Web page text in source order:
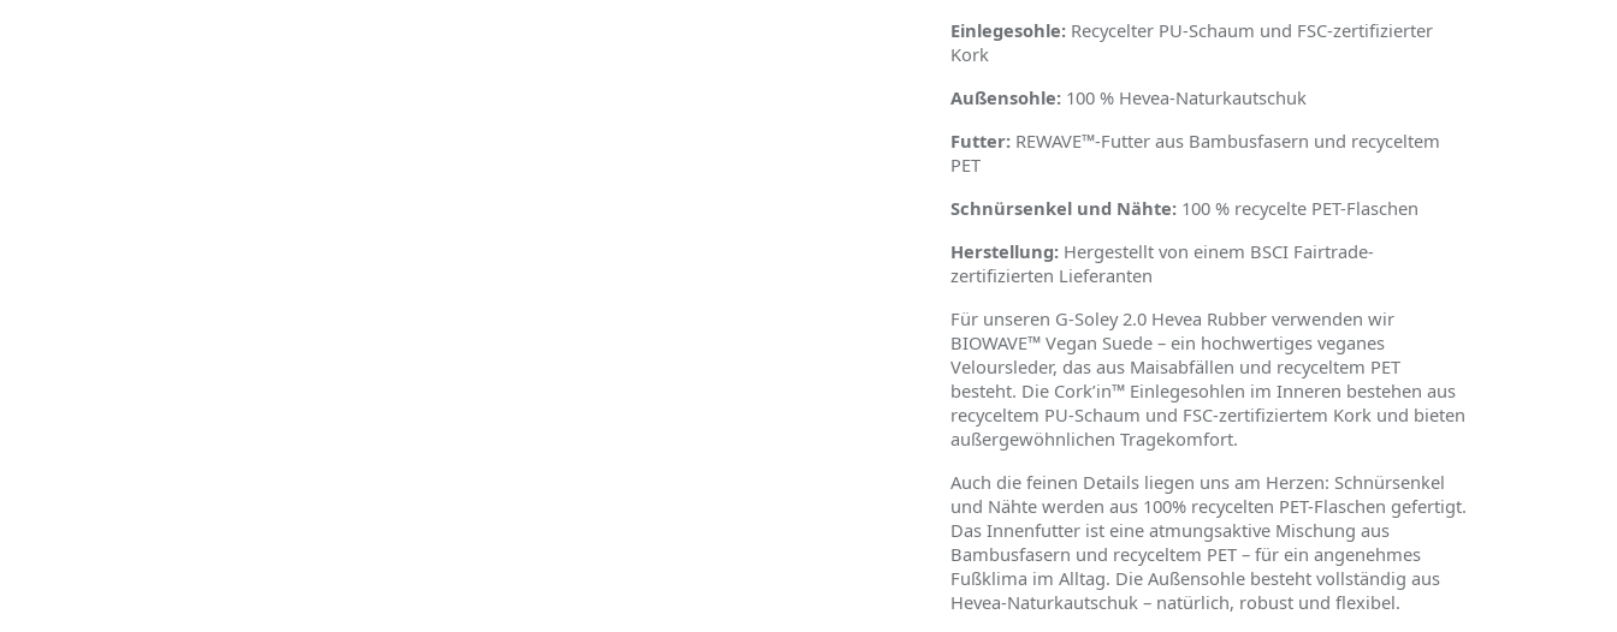
Einlegesohle:Recycelter PU-Schaum und FSC-zertifizierter
Kork
Außensohle:100 % Hevea-Naturkautschuk
Futter:REWAVE™-Futter aus Bambusfasern und recyceltem
PET
Schnürsenkel und Nähte:100 % recycelte PET-Flaschen
Herstellung:Hergestellt von einem BSCI Fairtrade-
zertifizierten Lieferanten
Für unseren G-Soley 2.0 Hevea Rubber verwenden wir
BIOWAVE™ Vegan Suede – ein hochwertiges veganes
Veloursleder, das aus Maisabfällen und recyceltem PET
besteht. Die Cork’in™ Einlegesohlen im Inneren bestehen aus
recyceltem PU-Schaum und FSC-zertifiziertem Kork und bieten
außergewöhnlichen Tragekomfort.
Auch die feinen Details liegen uns am Herzen: Schnürsenkel
und Nähte werden aus 100% recycelten PET-Flaschen gefertigt.
Das Innenfutter ist eine atmungsaktive Mischung aus
Bambusfasern und recyceltem PET – für ein angenehmes
Fußklima im Alltag. Die Außensohle besteht vollständig aus
Hevea-Naturkautschuk – natürlich, robust und flexibel.